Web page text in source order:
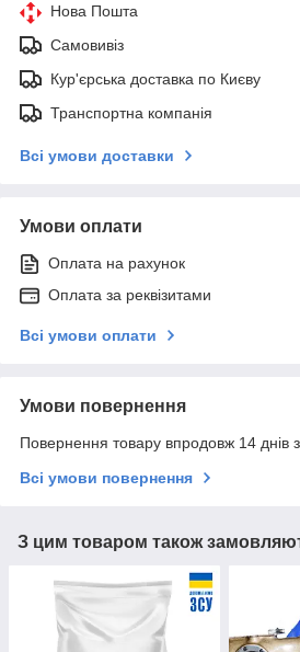
Нова Пошта
Самовивіз
Кур'єрська доставка по Києву
Транспортна компанія
Всі умови доставки
Умови оплати
Оплата на рахунок
Оплата за реквізитами
Всі умови оплати
Умови повернення
Повернення товару впродовж 14 днів
Всі умови повернення
З цим товаром також